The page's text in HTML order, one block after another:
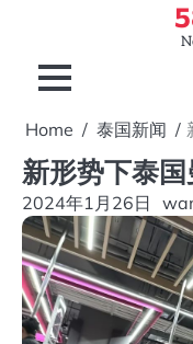
content
Home 泰国新闻
新形势下泰
2024年1月26日